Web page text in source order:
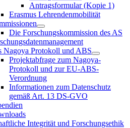
Antragsformular (Kopie 1)
Erasmus Lehrendenmobilität
Die Forschungskommission des AS
Nagoya Protokoll und ABS
Projektabfrage zum Nagoya-
Protokoll und zur EU-ABS-
Verordnung
Informationen zum Datenschutz
gemäß Art. 13 DS-GVO
Integrität und Forschungsethik